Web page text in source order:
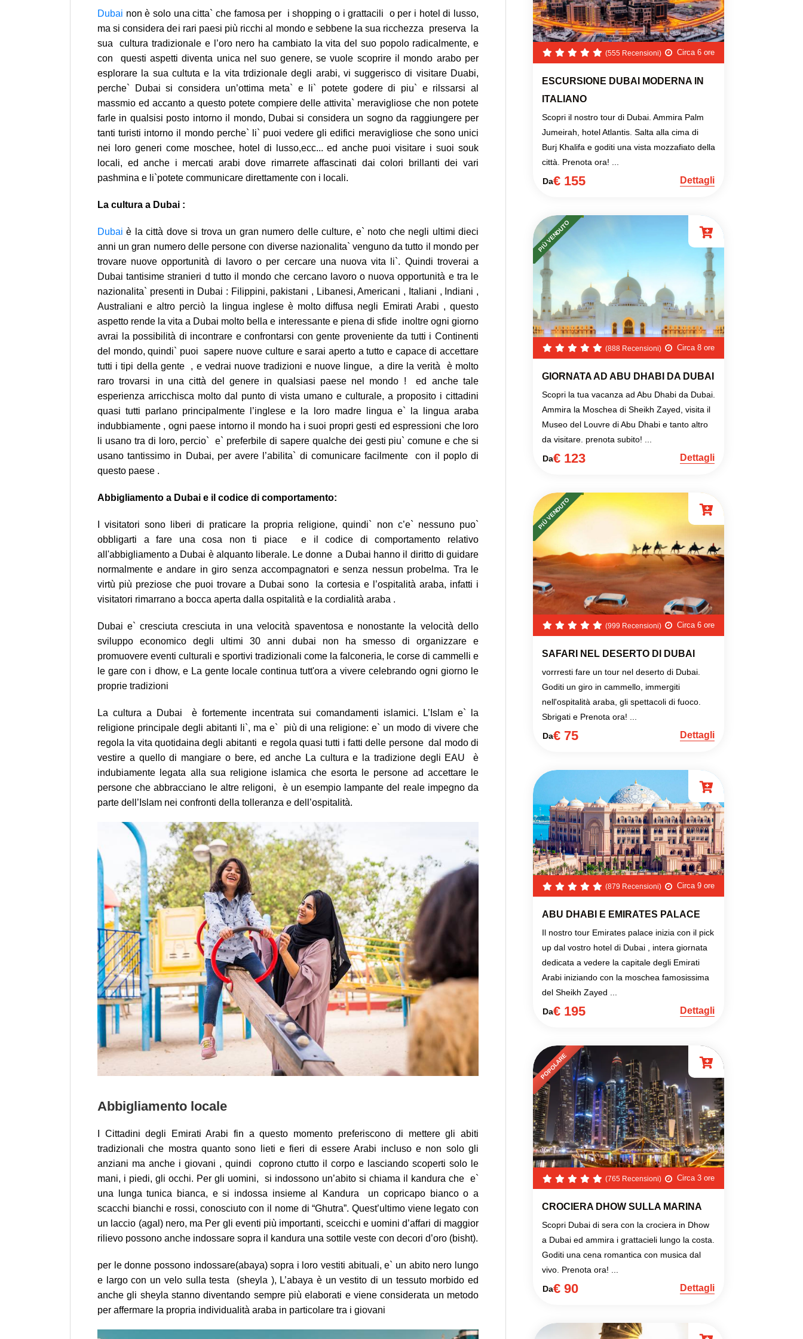
Dubai non è solo una citta` che famosa per i shopping o i grattacili o per i hotel di lusso,
ma si considera dei rari paesi più ricchi al mondo e sebbene la sua ricchezza preserva la
sua cultura tradizionale e l’oro nero ha cambiato la vita del suo popolo radicalmente, e
con questi aspetti diventa unica nel suo genere, se vuole scoprire il mondo arabo per
esplorare la sua cultuta e la vita trdizionale degli arabi, vi suggerisco di visitare Duabi,
perche` Dubai si considera un’ottima meta` e li` potete godere di piu` e rilssarsi al
massmio ed accanto a questo potete compiere delle attivita` meravigliose che non potete
farle in qualsisi posto intorno il mondo, Dubai si considera un sogno da raggiungere per
tanti turisti intorno il mondo perche` li` puoi vedere gli edifici meravigliose che sono unici
nei loro generi come moschee, hotel di lusso,ecc... ed anche puoi visitare i suoi souk
locali, ed anche i mercati arabi dove rimarrete affascinati dai colori brillanti dei vari
pashmina e li`potete communicare direttamente con i locali.
La cultura a Dubai :
Dubaiè la città dove si trova un gran numero delle culture, e` noto che negli ultimi dieci
anni un gran numero delle persone con diverse nazionalita` venguno da tutto il mondo per
trovare nuove opportunità di lavoro o per cercare una nuova vita li`. Quindi troverai a
Dubai tantisime stranieri d tutto il mondo che cercano lavoro o nuova opportunità e tra le
nazionalita` presenti in Dubai : Filippini, pakistani , Libanesi, Americani , Italiani , Indiani ,
Australiani e altro perciò la lingua inglese è molto diffusa negli Emirati Arabi , questo
aspetto rende la vita a Dubai molto bella e interessante e piena di sfide inoltre ogni giorno
avrai la possibilità di incontrare e confrontarsi con gente proveniente da tutti i Continenti
del mondo, quindi` puoi sapere nuove culture e sarai aperto a tutto e capace di accettare
tutti i tipi della gente , e vedrai nuove tradizioni e nuove lingue, a dire la verità è molto
raro trovarsi in una città del genere in qualsiasi paese nel mondo ! ed anche tale
esperienza arricchisca molto dal punto di vista umano e culturale, a proposito i cittadini
quasi tutti parlano principalmente l’inglese e la loro madre lingua e` la lingua araba
indubbiamente , ogni paese intorno il mondo ha i suoi propri gesti ed espressioni che loro
li usano tra di loro, percio` e` preferbile di sapere qualche dei gesti piu` comune e che si
usano tantissimo in Dubai, per avere l’abilita` di comunicare facilmente con il poplo di
questo paese .
Abbigliamento a Dubai e il codice di comportamento:
I visitatori sono liberi di praticare la propria religione, quindi` non c’e` nessuno puo`
obbligarti a fare una cosa non ti piace e il codice di comportamento relativo
all'abbigliamento a Dubai è alquanto liberale. Le donne a Dubai hanno il diritto di guidare
normalmente e andare in giro senza accompagnatori e senza nessun probelma. Tra le
virtù più preziose che puoi trovare a Dubai sono la cortesia e l’ospitalità araba, infatti i
visitatori rimarrano a bocca aperta dalla ospitalità e la cordialità araba .
Dubai e` cresciuta cresciuta in una velocità spaventosa e nonostante la velocità dello
sviluppo economico degli ultimi 30 anni dubai non ha smesso di organizzare e
promuovere eventi culturali e sportivi tradizionali come la falconeria, le corse di cammelli e
le gare con i dhow, e La gente locale continua tutt'ora a vivere celebrando ogni giorno le
proprie tradizioni
La cultura a Dubai è fortemente incentrata sui comandamenti islamici. L’Islam e` la
religione principale degli abitanti li`, ma e` più di una religione: e` un modo di vivere che
regola la vita quotidaina degli abitanti e regola quasi tutti i fatti delle persone dal modo di
vestire a quello di mangiare o bere, ed anche La cultura e la tradizione degli EAU è
indubiamente legata alla sua religione islamica che esorta le persone ad accettare le
persone che abbracciano le altre religoni, è un esempio lampante del reale impegno da
parte dell’Islam nei confronti della tolleranza e dell’ospitalità.
Abbigliamento locale
I Cittadini degli Emirati Arabi fin a questo momento preferiscono di mettere gli abiti
tradizionali che mostra quanto sono lieti e fieri di essere Arabi incluso e non solo gli
anziani ma anche i giovani , quindi coprono ctutto il corpo e lasciando scoperti solo le
mani, i piedi, gli occhi. Per gli uomini, si indossono un’abito si chiama il kandura che e`
una lunga tunica bianca, e si indossa insieme al Kandura un copricapo bianco o a
scacchi bianchi e rossi, conosciuto con il nome di “Ghutra”. Quest’ultimo viene legato con
un laccio (agal) nero, ma Per gli eventi più importanti, sceicchi e uomini d’affari di maggior
rilievo possono anche indossare sopra il kandura una sottile veste con decori d’oro (bisht).
per le donne possono indossare(abaya) sopra i loro vestiti abituali, e` un abito nero lungo
e largo con un velo sulla testa (sheyla ), L’abaya è un vestito di un tessuto morbido ed
anche gli sheyla stanno diventando sempre più elaborati e viene considerata un metodo
per affermare la propria individualità araba in particolare tra i giovani
(555 Recensioni) Circa 6 ore
ESCURSIONE DUBAI MODERNA IN
ITALIANO
Scopri il nostro tour di Dubai. Ammira Palm
Jumeirah, hotel Atlantis. Salta alla cima di
Burj Khalifa e goditi una vista mozzafiato della
città. Prenota ora! ...
Da€ 155 Dettagli
PIÙ VENDUTO
(888 Recensioni) Circa 8 ore
GIORNATA AD ABU DHABI DA DUBAI
Scopri la tua vacanza ad Abu Dhabi da Dubai.
Ammira la Moschea di Sheikh Zayed, visita il
Museo del Louvre di Abu Dhabi e tanto altro
da visitare. prenota subito! ...
Da€ 123 Dettagli
PIÙ VENDUTO
(999 Recensioni) Circa 6 ore
SAFARI NEL DESERTO DI DUBAI
vorrresti fare un tour nel deserto di Dubai.
Goditi un giro in cammello, immergiti
nell'ospitalità araba, gli spettacoli di fuoco.
Sbrigati e Prenota ora! ...
Da€ 75 Dettagli
(879 Recensioni) Circa 9 ore
ABU DHABI E EMIRATES PALACE
Il nostro tour Emirates palace inizia con il pick
up dal vostro hotel di Dubai , intera giornata
dedicata a vedere la capitale degli Emirati
Arabi iniziando con la moschea famosissima
del Sheikh Zayed ...
Da€ 195 Dettagli
POPOLARE
(765 Recensioni) Circa 3 ore
CROCIERA DHOW SULLA MARINA
Scopri Dubai di sera con la crociera in Dhow
a Dubai ed ammira i grattacieli lungo la costa.
Goditi una cena romantica con musica dal
vivo. Prenota ora! ...
Da€ 90 Dettagli